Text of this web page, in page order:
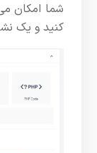
شما امکان
کنید و یک